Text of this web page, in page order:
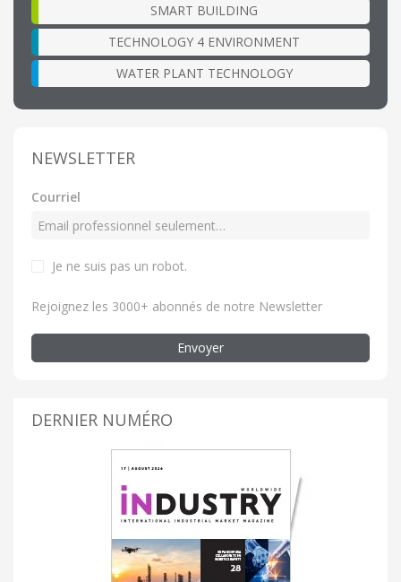
SMART BUILDING
TECHNOLOGY 4 ENVIRONMENT
WATER PLANT TECHNOLOGY
NEWSLETTER
Courriel
Je ne suis pas un robot.
Rejoignez les 3000+ abonnés de notre Newsletter
Envoyer
DERNIER NUMÉRO